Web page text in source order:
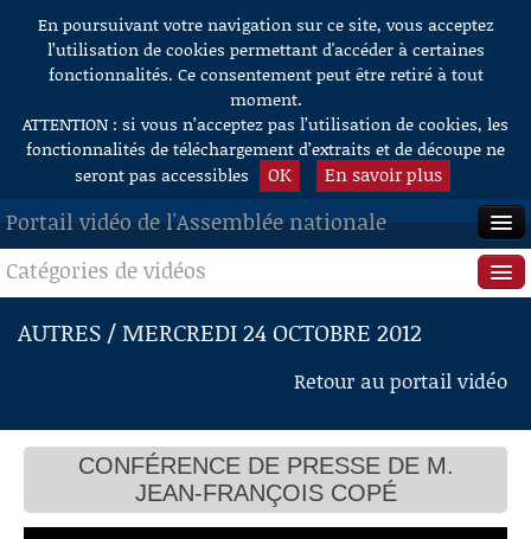
Aller au contenu
En poursuivant votre navigation sur ce site, vous acceptez
l’utilisation de cookies permettant d'accéder à certaines
fonctionnalités. Ce consentement peut être retiré à tout
moment.
ATTENTION : si vous n’acceptez pas l’utilisation de cookies, les
fonctionnalités de téléchargement d’extraits et de découpe ne
seront pas accessibles
OK En savoir plus
Portail vidéo de l'Assemblée nationale
ACCUEIL
EN DIRECT
RECHERCHE
AIDE À LA DÉCOUPE
DE VIDÉOS
Catégories de vidéos
Séance publique
Questions au Gouvernement
Commissions
Présidence
Évènements
AUTRES / MERCREDI 24 OCTOBRE 2012
Retour au portail vidéo
CONFÉRENCE DE PRESSE DE M.
JEAN-FRANÇOIS COPÉ